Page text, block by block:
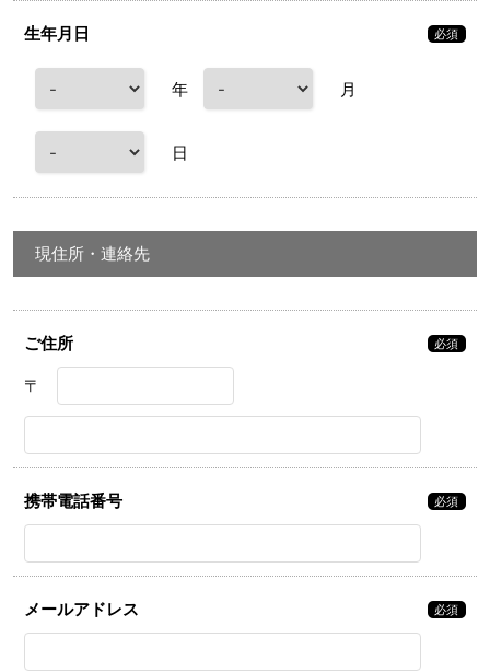
生年月日 必須
年 月
日
現住所・連絡先
ご住所 必須
〒
携帯電話番号 必須
メールアドレス 必須